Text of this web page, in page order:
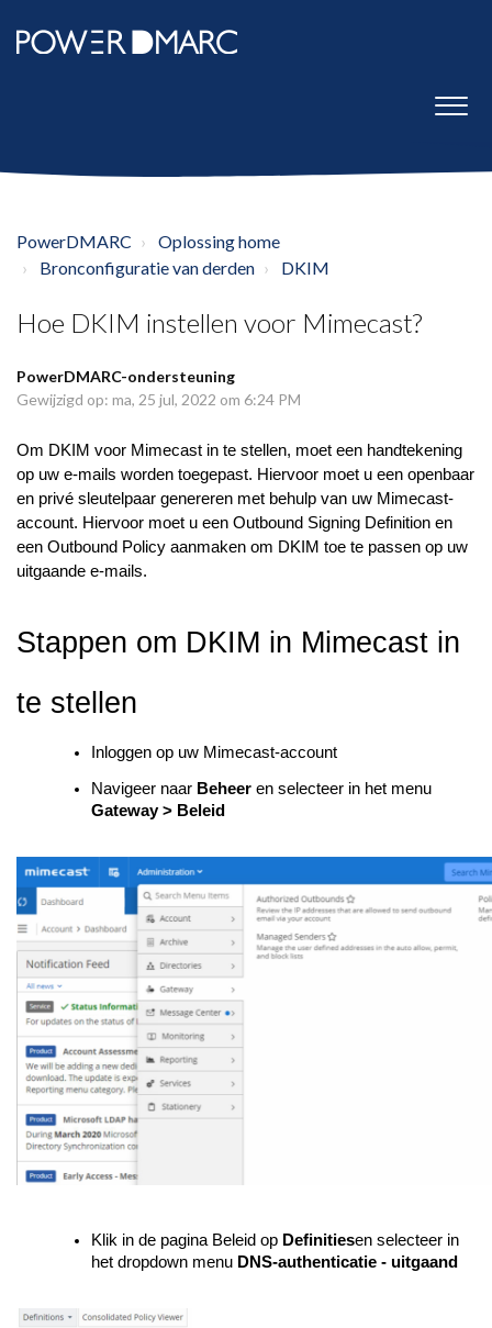
PowerDMARC
Oplossing home
Bronconfiguratie van derden
DKIM
Hoe DKIM instellen voor Mimecast?
PowerDMARC-ondersteuning
Gewijzigd op: ma, 25 jul, 2022 om 6:24 PM
Om DKIM voor Mimecast in te stellen, moet een handtekening
op uw e-mails worden toegepast. Hiervoor moet u een openbaar
en privé sleutelpaar genereren met behulp van uw Mimecast-
account. Hiervoor moet u een Outbound Signing Definition en
een Outbound Policy aanmaken om DKIM toe te passen op uw
uitgaande e-mails.
Stappen om DKIM in Mimecast in
te stellen
Inloggen op uw Mimecast-account
Navigeer naar Beheer en selecteer in het menu
Gateway > Beleid
Klik in de pagina Beleid op Definitiesen selecteer in
het dropdown menu DNS-authenticatie - uitgaand